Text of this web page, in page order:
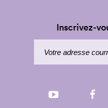
Inscrivez-